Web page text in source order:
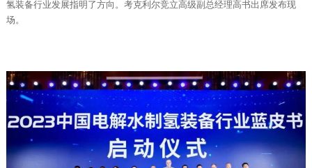
氢装备行业发展指明了方向。考克利尔竞立高级副总经理高书出席发布现
场。